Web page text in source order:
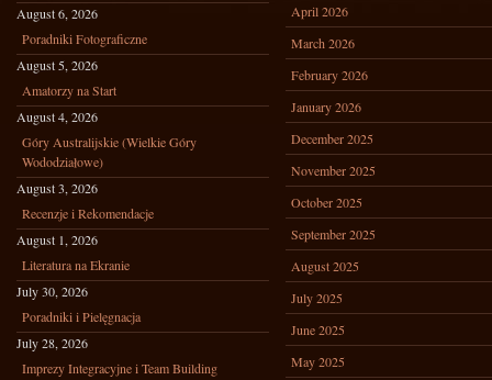
August 6, 2026
Poradniki Fotograficzne
August 5, 2026
Amatorzy na Start
August 4, 2026
Góry Australijskie (Wielkie Góry
Wododziałowe)
August 3, 2026
Recenzje i Rekomendacje
August 1, 2026
Literatura na Ekranie
July 30, 2026
Poradniki i Pielęgnacja
July 28, 2026
Imprezy Integracyjne i Team Building
April 2026
March 2026
February 2026
January 2026
December 2025
November 2025
October 2025
September 2025
August 2025
July 2025
June 2025
May 2025